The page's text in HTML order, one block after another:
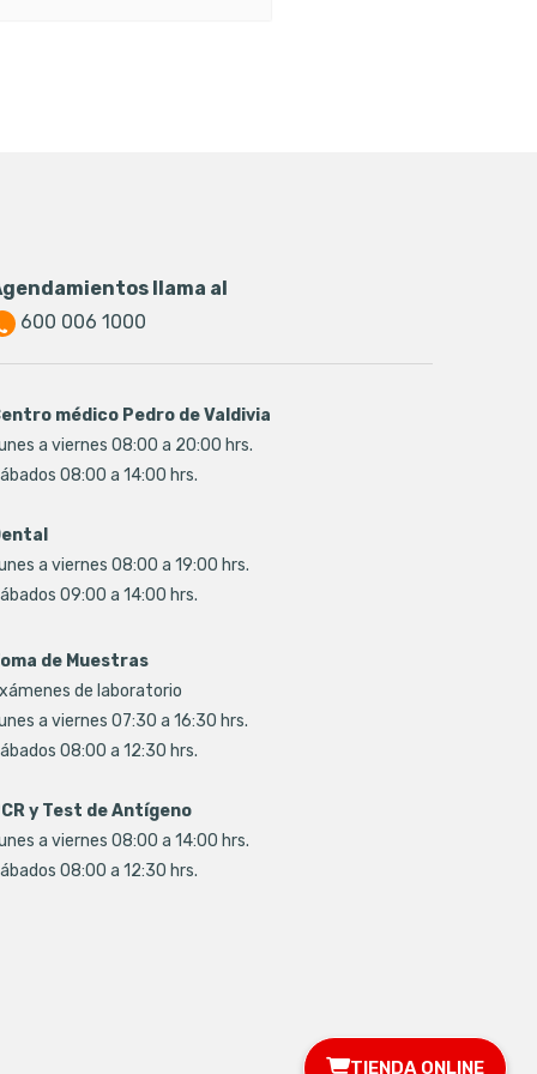
llama al
600 006 1000
médico Pedro de Valdivia
a viernes 08:00 a 20:00 hrs.
08:00 a 14:00 hrs.
a viernes 08:00 a 19:00 hrs.
09:00 a 14:00 hrs.
de Muestras
de laboratorio
a viernes 07:30 a 16:30 hrs.
08:00 a 12:30 hrs.
y Test de Antígeno
a viernes 08:00 a 14:00 hrs.
08:00 a 12:30 hrs.
TIENDA ONLINE